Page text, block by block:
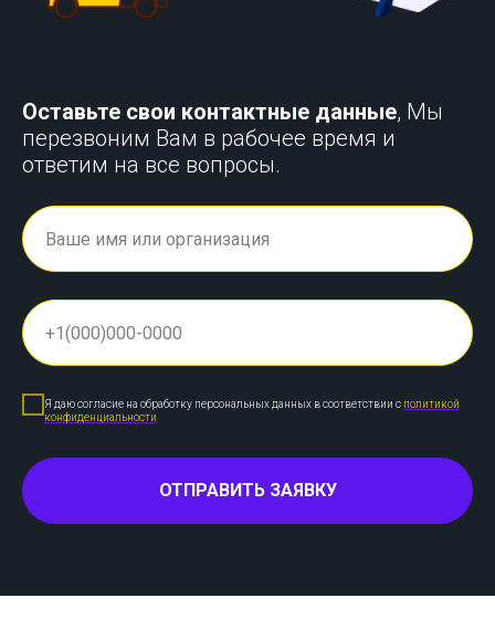
Оставьте свои контактные данные, Мы
перезвоним Вам в рабочее время и
ответим на все вопросы.
Я даю согласие на обработку персональных данных в соответствии с политикой
конфиденциальности
ОТПРАВИТЬ ЗАЯВКУ